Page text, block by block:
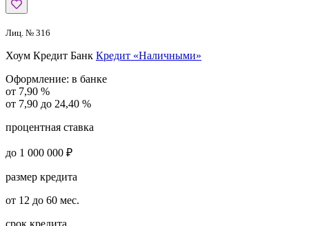
Лиц. № 316
Хоум Кредит Банк Кредит «Наличными»
Оформление: в банке
от 7,90 %
от 7,90 до 24,40 %
процентная ставка
до 1 000 000 ₽
размер кредита
от 12 до 60 мес.
срок кредита